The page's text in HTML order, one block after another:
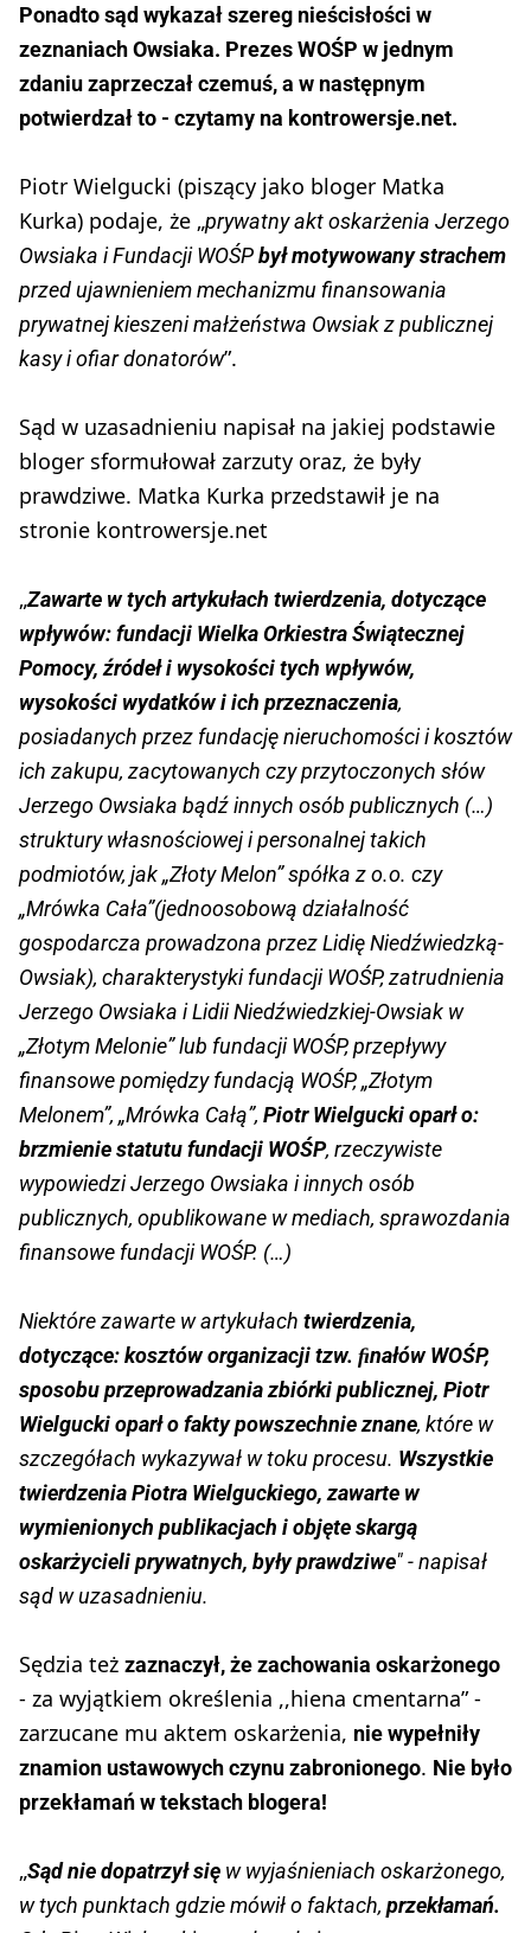
Ponadto sąd wykazał szereg nieścisłości w
zeznaniach Owsiaka. Prezes WOŚP w jednym
zdaniu zaprzeczał czemuś, a w następnym
potwierdzał to - czytamy na kontrowersje.net.
Piotr Wielgucki (piszący jako bloger Matka
Kurka) podaje, że „prywatny akt oskarżenia Jerzego
Owsiaka i Fundacji WOŚPbył motywowany strachem
przed ujawnieniem mechanizmu finansowania
prywatnej kieszeni małżeństwa Owsiak z publicznej
kasy i ofiar donatorów”.
Sąd w uzasadnieniu napisał na jakiej podstawie
bloger sformułował zarzuty oraz, że były
prawdziwe. Matka Kurka przedstawił je na
stronie kontrowersje.net
„Zawarte w tych artykułach twierdzenia, dotyczące
wpływów: fundacji Wielka Orkiestra Świątecznej
Pomocy, źródeł i wysokości tych wpływów,
wysokości wydatków i ich przeznaczenia,
posiadanych przez fundację nieruchomości i kosztów
ich zakupu, zacytowanych czy przytoczonych słów
Jerzego Owsiaka bądź innych osób publicznych (…)
struktury własnościowej i personalnej takich
podmiotów, jak „Złoty Melon” spółka z o.o. czy
„Mrówka Cała”(jednoosobową działalność
gospodarcza prowadzona przez Lidię Niedźwiedzką-
Owsiak), charakterystyki fundacji WOŚP, zatrudnienia
Jerzego Owsiaka i Lidii Niedźwiedzkiej-Owsiak w
„Złotym Melonie” lub fundacji WOŚP, przepływy
finansowe pomiędzy fundacją WOŚP, „Złotym
Melonem”, „Mrówka Całą”, Piotr Wielgucki oparł o:
brzmienie statutu fundacji WOŚP, rzeczywiste
wypowiedzi Jerzego Owsiaka i innych osób
publicznych, opublikowane w mediach, sprawozdania
finansowe fundacji WOŚP. (…)
Niektóre zawarte w artykułach twierdzenia,
dotyczące: kosztów organizacji tzw. ﬁnałów WOŚP,
sposobu przeprowadzania zbiórki publicznej, Piotr
Wielgucki oparł o fakty powszechnie znane, które w
szczegółach wykazywał w toku procesu. Wszystkie
twierdzenia Piotra Wielguckiego, zawarte w
wymienionych publikacjach i objęte skargą
oskarżycieli prywatnych, były prawdziwe" - napisał
sąd w uzasadnieniu.
Sędzia też zaznaczył, że zachowania oskarżonego
- za wyjątkiem określenia ,,hiena cmentarna” -
zarzucane mu aktem oskarżenia, nie wypełniły
znamion ustawowych czynu zabronionego. Nie było
przekłamań w tekstach blogera!
„Sądnie dopatrzył się w wyjaśnieniach oskarżonego,
w tych punktach gdzie mówił o faktach, przekłamań.